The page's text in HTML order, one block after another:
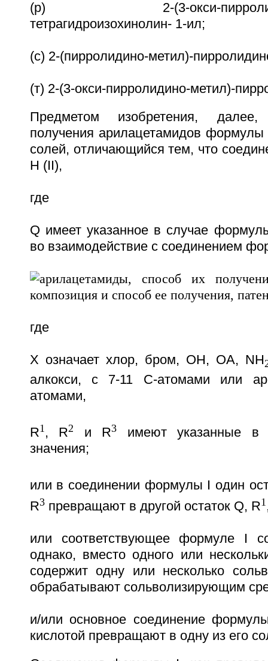
(р) 2-(3-окси-
тетрагидроизохинолин- 1-ил;
(с) 2-(пирролидино-метил)-
(т) 2-(3-окси-пирролидино-метил)-
Предметом изобретения,
получения арилацетамидов
солей, отличающийся тем, что
H (II),
где
Q имеет указанное в случае
во взаимодействие с соединением
где
X означает хлор, бром, OH, OA, NH
алкокси, с 7-11 C-атомами или
атомами,
R1, R2 и R3
имеют указанные
значения;
или в соединении формулы I один
R3превращают в другой остаток Q, R1
или соответствующее формуле I
однако, вместо одного или
содержит одну или несколько
обрабатывают сольволизирующим
и/или основное соединение
кислотой превращают в одну из его